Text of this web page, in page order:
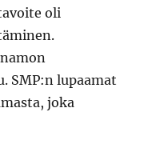
oli
SMP:n lupaamat
joka